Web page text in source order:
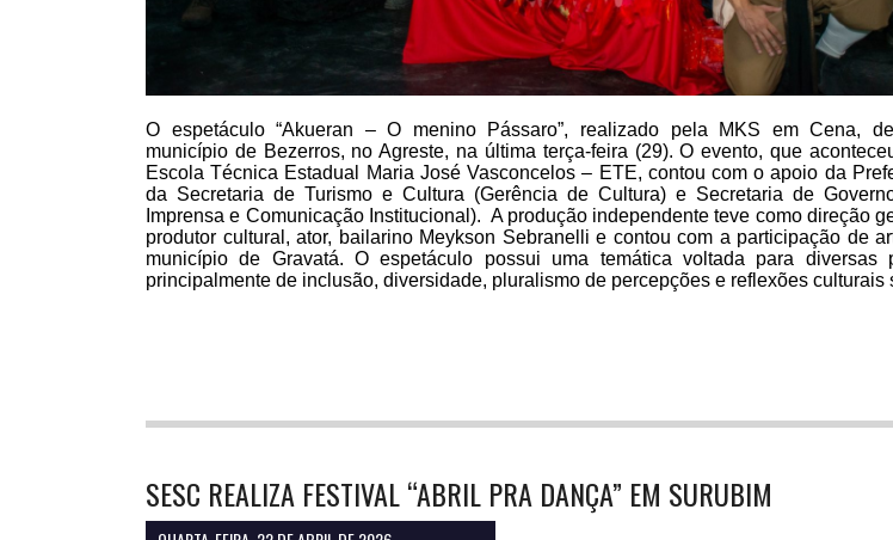
O espetáculo “Akueran – O menino Pássaro”, realizado pela MKS em Cena,
município de Bezerros, no Agreste, na última terça-feira (29). O evento, que
Escola Técnica Estadual Maria José Vasconcelos – ETE, contou com o apoio da
da Secretaria de Turismo e Cultura (Gerência de Cultura) e Secretaria de
Imprensa e Comunicação Institucional). A produção independente teve como direção
produtor cultural, ator, bailarino Meykson Sebranelli e contou com a participação de
município de Gravatá. O espetáculo possui uma temática voltada para diversas
principalmente de inclusão, diversidade, pluralismo de percepções e reflexões culturais
SESC REALIZA FESTIVAL “ABRIL PRA DANÇA” EM SURUBIM